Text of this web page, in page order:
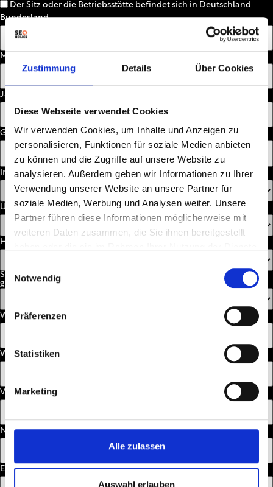
Zustimmung Details Über Cookies
Diese Webseite verwendet Cookies
Wir verwenden Cookies, um Inhalte und Anzeigen zu
personalisieren, Funktionen für soziale Medien anbieten
zu können und die Zugriffe auf unsere Website zu
analysieren. Außerdem geben wir Informationen zu Ihrer
Verwendung unserer Website an unsere Partner für
soziale Medien, Werbung und Analysen weiter. Unsere
Partner führen diese Informationen möglicherweise mit
weiteren Daten zusammen, die Sie ihnen bereitgestellt
Notwendig
Präferenzen
Statistiken
Marketing
Alle zulassen
Auswahl erlauben
Der Sitz oder die Betriebsstätte befindet sich in Deutschland
Bundesland
Mitarbeiterzahl
Jahresumsatz
Gründungsjahr
Insolvenz / Insolvenzverfahren?
Überwiegend öffentlich getragen?
Hauptgeschäft des Unternehmens ist selbst Beratung?
Schon mal eine BAFA-geförderte Beratung in Anspruch
genommen?
Wenn ja: Wie viele seit 01.01.2023 insgesamt?
Wie viele bereits in diesem Kalenderjahr?
Vorname
Nachname
E-Mail